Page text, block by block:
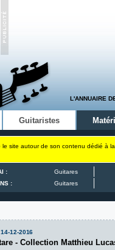
L'ANNUAIRE
Guitaristes
site autour de son contenu dédié à
:
Guitares
: Guitares
14-12-2016
- Collection Matthieu